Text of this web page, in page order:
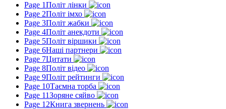
Page 1Політ лінки
Page 2Політ імхо
Page 3Політ жабки
Page 4Політ анекдоти
Page 5Політ віршики
Page 6Наші партнери
Page 7Цитати
Page 8Політ відео
Page 9Політ рейтинги
Page 10Таємна торба
Page 11Зоряне сяйво
Page 12Книга звернень